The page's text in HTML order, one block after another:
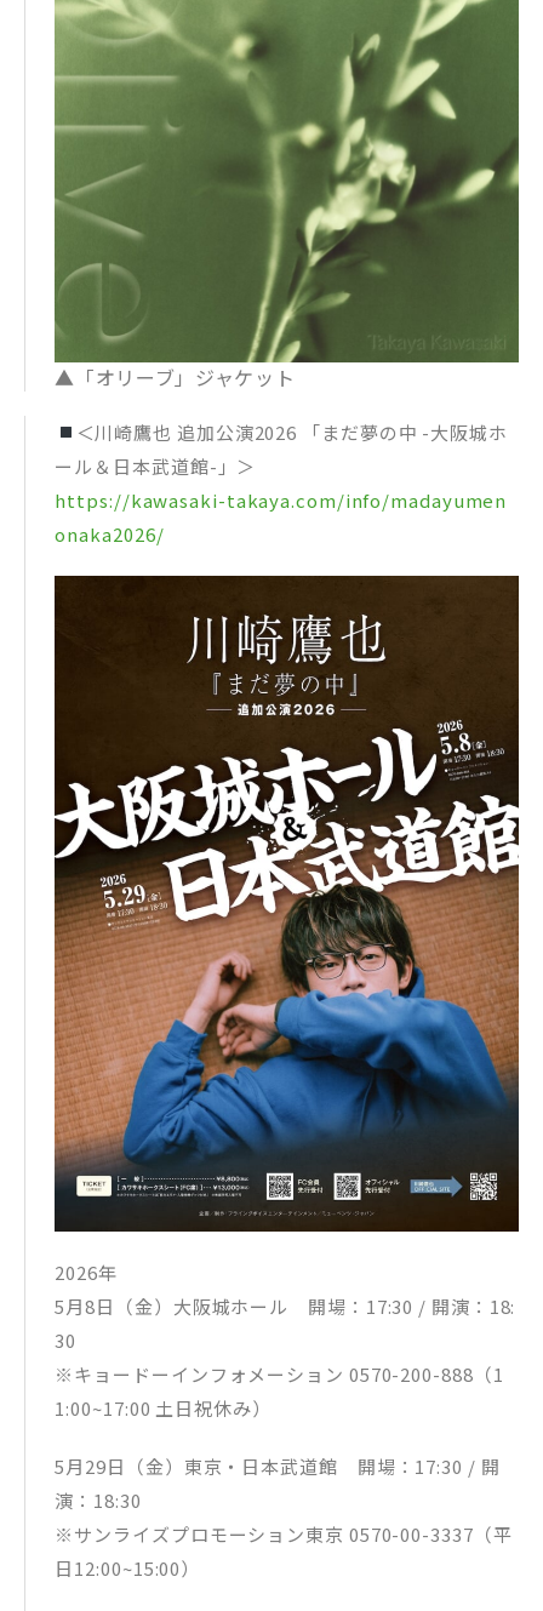
▲「オリーブ」ジャケット
＜川崎鷹也 追加公演2026 「まだ夢の中 -大阪城ホ
ール＆日本武道館-」＞
https://kawasaki-takaya.com/info/madayumen
onaka2026/
2026年
5月8日（金）大阪城ホール 開場：17:30 / 開演：18:
30
※キョードーインフォメーション 0570-200-888（1
1:00~17:00 土日祝休み）
5月29日（金）東京・日本武道館 開場：17:30 / 開
演：18:30
※サンライズプロモーション東京 0570-00-3337（平
日12:00~15:00）